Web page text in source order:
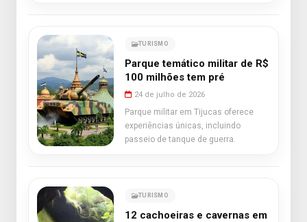
TURISMO
Parque temático militar de R$
100 milhões tem pré
24 de julho de 2026
Parque militar em Tijucas oferece
experiências únicas, incluindo
passeio de tanque de guerra.
TURISMO
12 cachoeiras e cavernas em